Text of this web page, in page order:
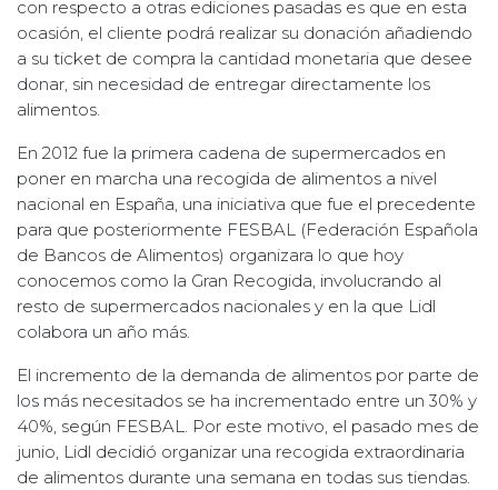
con respecto a otras ediciones pasadas es que en esta
ocasión, el cliente podrá realizar su donación añadiendo
a su ticket de compra la cantidad monetaria que desee
donar, sin necesidad de entregar directamente los
alimentos.
En 2012 fue la primera cadena de supermercados en
poner en marcha una recogida de alimentos a nivel
nacional en España, una iniciativa que fue el precedente
para que posteriormente FESBAL (Federación Española
de Bancos de Alimentos) organizara lo que hoy
conocemos como la Gran Recogida, involucrando al
resto de supermercados nacionales y en la que Lidl
colabora un año más.
El incremento de la demanda de alimentos por parte de
los más necesitados se ha incrementado entre un 30% y
40%, según FESBAL. Por este motivo, el pasado mes de
junio, Lidl decidió organizar una recogida extraordinaria
de alimentos durante una semana en todas sus tiendas.